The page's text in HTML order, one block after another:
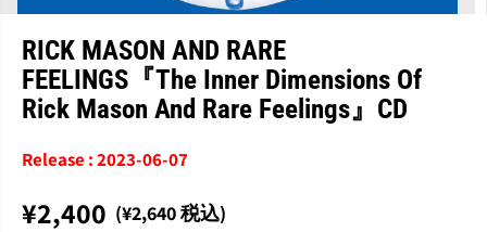
RICK MASON AND RARE
FEELINGS『The Inner Dimensions Of
Rick Mason And Rare Feelings』CD
Release : 2023-06-07
通
¥2,400 (¥2,640 税込)